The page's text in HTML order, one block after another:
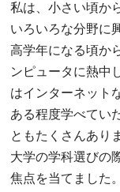
私は、小さい頃か
いろいろな分野に
高学年になる頃か
ンピュータに熱中
はインターネット
ある程度学べてい
ともたくさんあり
大学の学科選びの
焦点を当てました